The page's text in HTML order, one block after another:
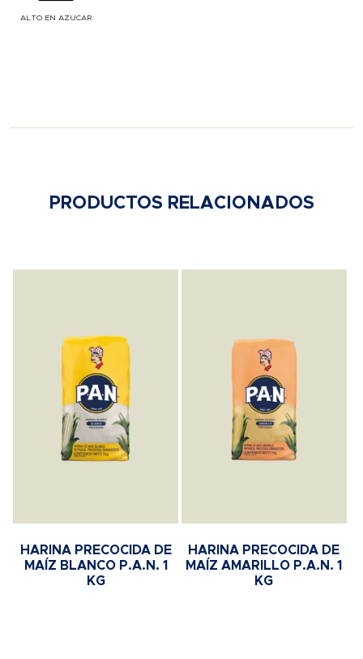
ALTO EN AZUCAR
PRODUCTOS RELACIONADOS
HARINA PRECOCIDA DE
MAÍZ BLANCO P.A.N. 1
KG
HARINA PRECOCIDA DE
MAÍZ AMARILLO P.A.N. 1
KG